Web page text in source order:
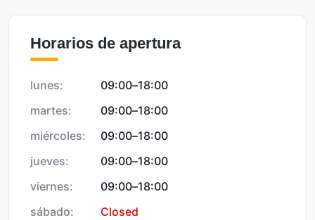
Horarios de apertura
lunes: 09:00–18:00
martes:
09:00–18:00
miércoles:
09:00–18:00
jueves:
09:00–18:00
viernes:
09:00–18:00
sábado:
Closed